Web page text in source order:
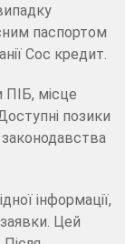
паспортом
Сос кредит.
ПІБ, місце
позики
законодавства
інформації,
Цей